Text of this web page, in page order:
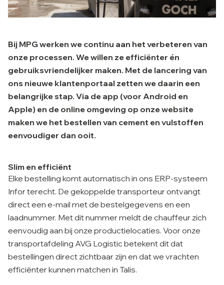
Bij MPG werken we continu aan het verbeteren van
onze processen. We willen ze efficiënter én
gebruiksvriendelijker maken. Met de lancering van
ons nieuwe klantenportaal zetten we daarin een
belangrijke stap. Via de app (voor Android en
Apple) en de online omgeving op onze website
maken we het bestellen van cement en vulstoffen
eenvoudiger dan ooit.
Slim en efficiënt
Elke bestelling komt automatisch in ons ERP-systeem
Infor terecht. De gekoppelde transporteur ontvangt
direct een e-mail met de bestelgegevens en een
laadnummer. Met dit nummer meldt de chauffeur zich
eenvoudig aan bij onze productielocaties. Voor onze
transportafdeling AVG Logistic betekent dit dat
bestellingen direct zichtbaar zijn en dat we vrachten
efficiënter kunnen matchen in Talis.